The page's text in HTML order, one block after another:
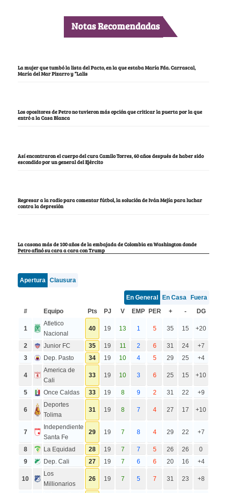
Notas Recomendadas
La mujer que tumbó la lista del Pacto, en la que estaba María Fda. Carrascal,
María del Mar Pizarro y “Lalis
Los opositores de Petro no tuvieron más opción que criticar la puerta por la que
entró a la Casa Blanca
Así encontraron el cuerpo del cura Camilo Torres, 60 años después de haber sido
escondido por un general del Ejército
Regresar a la radio para comentar fútbol, la solución de Iván Mejía para luchar
contra la depresión
La casona más de 100 años de la embajada de Colombia en Washington donde
Petro afinó su cara a cara con Trump
Apertura Clausura
En General En Casa
Fuera
#
Equipo Pts PJ V EMP PER + - DG
1
Atletico
Nacional
40 19 13 1 5 35 15 +20
2 Junior FC 35 19 11 2 6 31 24
+7
3
Dep. Pasto 34 19 10 4 5 29 25 +4
4
America de
Cali
33 19 10 3 6 25 15 +10
5 Once Caldas 33 19 8 9 2 31 22 +9
6
Deportes
Tolima
31 19 8 7 4 27 17 +10
7
Independiente
Santa Fe
29 19 7 8 4 29 22 +7
8 La Equidad 28 19 7 7 5 26 26
0
9
Dep. Cali 27 19 7 6 6 20 16 +4
10
Los
Millionarios
26 19 7 5 7 31 23 +8